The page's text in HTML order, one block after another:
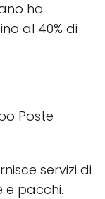
ha
al 40% di
Poste
servizi di
e pacchi.